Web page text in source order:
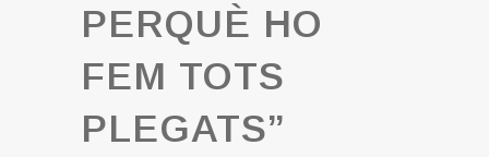
PERQUÈ HO
FEM TOTS
PLEGATS”